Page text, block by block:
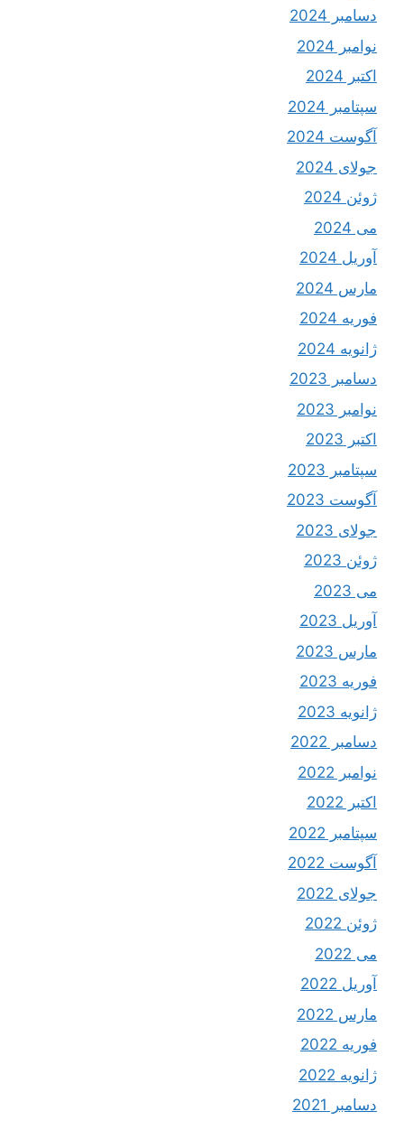
دسامبر 2024
نوامبر 2024
اکتبر 2024
سپتامبر 2024
آگوست 2024
جولای 2024
ژوئن 2024
می 2024
آوریل 2024
مارس 2024
فوریه 2024
ژانویه 2024
دسامبر 2023
نوامبر 2023
اکتبر 2023
سپتامبر 2023
آگوست 2023
جولای 2023
ژوئن 2023
می 2023
آوریل 2023
مارس 2023
فوریه 2023
ژانویه 2023
دسامبر 2022
نوامبر 2022
اکتبر 2022
سپتامبر 2022
آگوست 2022
جولای 2022
ژوئن 2022
می 2022
آوریل 2022
مارس 2022
فوریه 2022
ژانویه 2022
دسامبر 2021